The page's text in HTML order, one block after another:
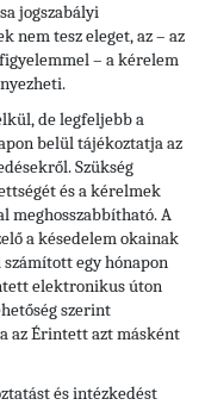
jogszabályi
nem tesz eleget, az – az
– a kérelem
de legfeljebb a
belül tájékoztatja az
Szükség
és a kérelmek
meghosszabbítható. A
a késedelem okainak
egy hónapon
elektronikus úton
szerint
az Érintett azt másként
és intézkedést